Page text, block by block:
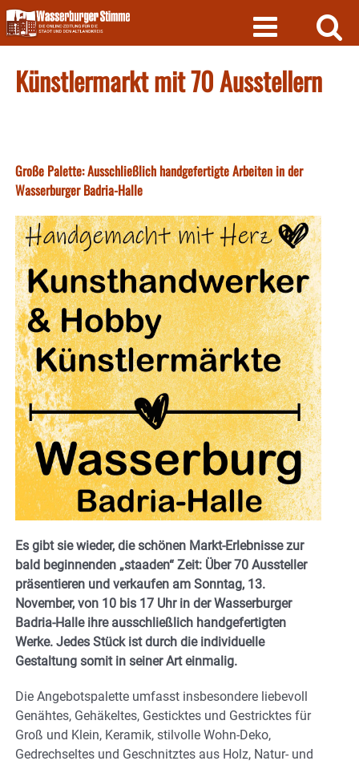
Skip
to
content
Künstlermarkt mit 70 Ausstellern
Große Palette: Ausschließlich handgefertigte Arbeiten in der
Wasserburger Badria-Halle
Es gibt sie wieder, die schönen Markt-Erlebnisse zur
bald beginnenden „staaden“ Zeit: Über 70 Aussteller
präsentieren und verkaufen am Sonntag, 13.
November, von 10 bis 17 Uhr in der Wasserburger
Badria-Halle ihre ausschließlich handgefertigten
Werke. Jedes Stück ist durch die individuelle
Gestaltung somit in seiner Art einmalig.
Die Angebotspalette umfasst insbesondere liebevoll
Genähtes, Gehäkeltes, Gesticktes und Gestricktes für
Groß und Klein, Keramik, stilvolle Wohn-Deko,
Gedrechseltes und Geschnitztes aus Holz, Natur- und